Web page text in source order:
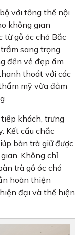
với tổng thể nội
không gian
từ gỗ óc chó Bắc
sang trọng
đến vẻ đẹp ấm
thoát với các
mỹ vừa đảm
khách, trưng
Kết cấu chắc
bàn trà giữ được
Không chỉ
trà gỗ óc chó
hoàn thiện
đại và thể hiện